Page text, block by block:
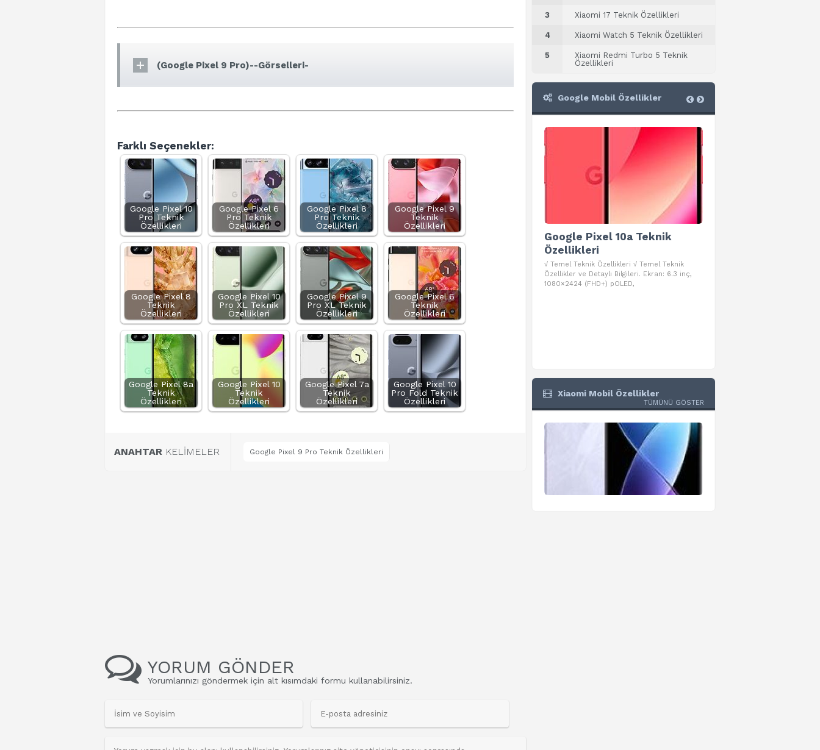
(Google Pixel 9 Pro)--Görselleri-
Farklı Seçenekler:
Google Pixel 10
Pro Teknik
Özellikleri
Google Pixel 6
Pro Teknik
Özellikleri
Google Pixel 8
Pro Teknik
Özellikleri
Google Pixel 9
Teknik
Özellikleri
Google Pixel 8
Teknik
Özellikleri
Google Pixel 10
Pro XL Teknik
Özellikleri
Google Pixel 9
Pro XL Teknik
Özellikleri
Google Pixel 6
Teknik
Özellikleri
Google Pixel 8a
Teknik
Özellikleri
Google Pixel 10
Teknik
Özellikleri
Google Pixel 7a
Teknik
Özellikleri
Google Pixel 10
Pro Fold Teknik
Özellikleri
ANAHTAR KELİMELER Google Pixel 9 Pro Teknik Özellikleri
YORUM GÖNDER
Yorumlarınızı göndermek için alt kısımdaki formu kullanabilirsiniz.
3 Xiaomi 17 Teknik Özellikleri
4 Xiaomi Watch 5 Teknik Özellikleri
5
Xiaomi Redmi Turbo 5 Teknik
Özellikleri
Google Mobil Özellikler
Google Pixel 10 Pro Teknik
Özellikleri
√ Temel Teknik Özellikleri √ Temel Teknik
Özellikler ve Detaylı Bilgileri. Ekran: 6.3 inç,
1280 x 2856 piksel, 120 Hz LTPO
Google Pixel 10a Teknik
Özellikleri
√ Temel Teknik Özellikleri √ Temel Teknik
Özellikler ve Detaylı Bilgileri. Ekran: 6.3 inç,
1080×2424 (FHD+) pOLED,
Xiaomi Mobil Özellikler
TÜMÜNÜ GÖSTER